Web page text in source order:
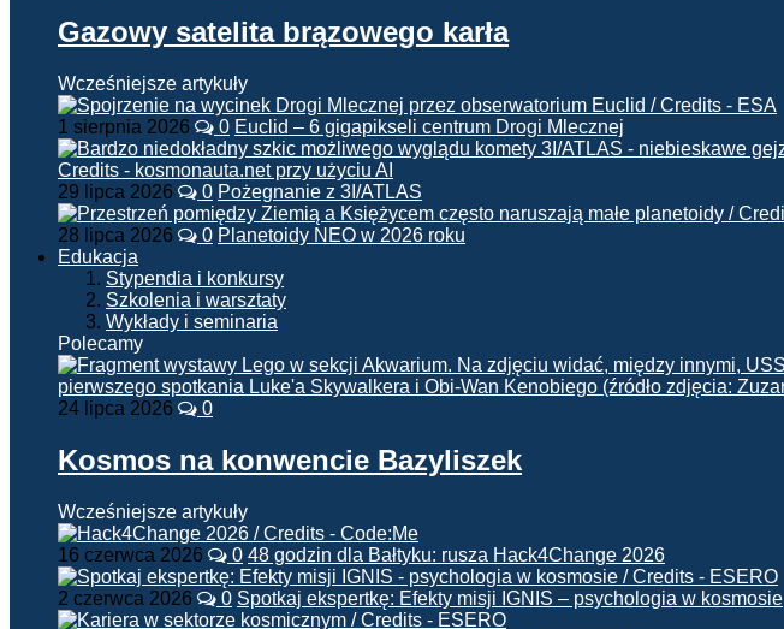
Gazowy satelita brązowego karła
Wcześniejsze artykuły
1 sierpnia 2026 0 Euclid – 6 gigapikseli centrum Drogi Mlecznej
29 lipca 2026 0 Pożegnanie z 3I/ATLAS
28 lipca 2026 0 Planetoidy NEO w 2026 roku
Edukacja
Stypendia i konkursy
Szkolenia i warsztaty
Wykłady i seminaria
Polecamy
24 lipca 2026 0
Kosmos na konwencie Bazyliszek
Wcześniejsze artykuły
16 czerwca 2026 0 48 godzin dla Bałtyku: rusza Hack4Change 2026
2 czerwca 2026 0 Spotkaj ekspertkę: Efekty misji IGNIS – psychologia w kosmosie